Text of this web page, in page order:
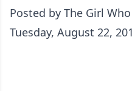
Posted by The Girl
Tuesday, August 22,